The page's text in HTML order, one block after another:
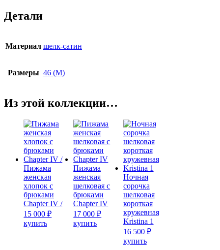
Детали
Материал шелк-сатин
Размеры 46 (M)
Из этой коллекции…
Пижама
женская
хлопок с
брюками
Chapter IV /
15 000 ₽
купитьЭтот
Пижама
женская
шелковая с
брюками
Chapter IV
17 000₽
купитьЭтот
Ночная
сорочка
шелковая
короткая
кружевная
Kristina 1
16 500 ₽
купитьЭтот